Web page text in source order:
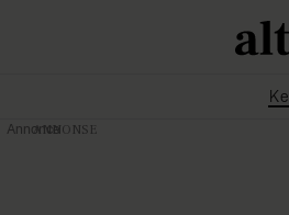
Annonce